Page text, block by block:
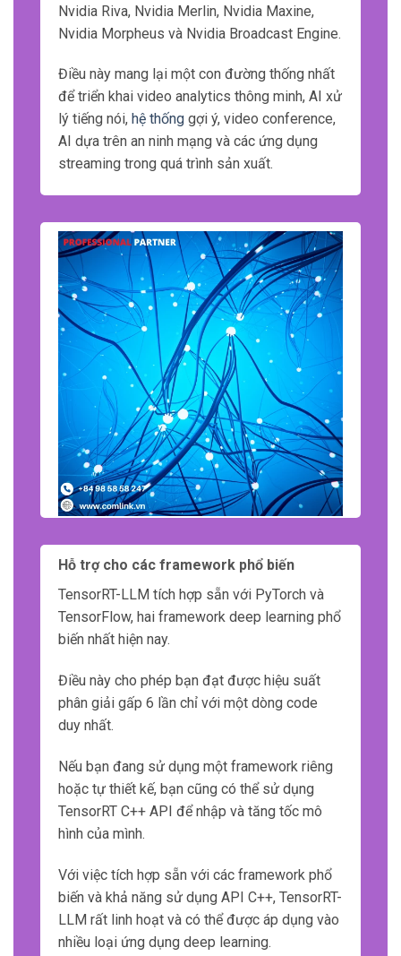
Nvidia Riva, Nvidia Merlin, Nvidia Maxine,
Nvidia Morpheus và Nvidia Broadcast Engine.
Điều này mang lại một con đường thống nhất
để triển khai video analytics thông minh, AI xử
lý tiếng nói, hệ thống gợi ý, video conference,
AI dựa trên an ninh mạng và các ứng dụng
streaming trong quá trình sản xuất.
Hỗ trợ cho các framework phổ biến
TensorRT-LLM tích hợp sẵn với PyTorch và
TensorFlow, hai framework deep learning phổ
biến nhất hiện nay.
Điều này cho phép bạn đạt được hiệu suất
phân giải gấp 6 lần chỉ với một dòng code
duy nhất.
Nếu bạn đang sử dụng một framework riêng
hoặc tự thiết kế, bạn cũng có thể sử dụng
TensorRT C++ API để nhập và tăng tốc mô
hình của mình.
Với việc tích hợp sẵn với các framework phổ
biến và khả năng sử dụng API C++, TensorRT-
LLM rất linh hoạt và có thể được áp dụng vào
nhiều loại ứng dụng deep learning.